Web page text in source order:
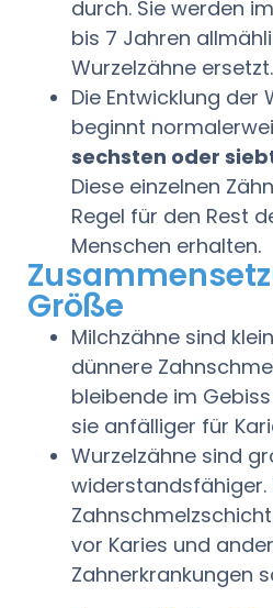
durch. Sie werden
bis 7 Jahren
Wurzelzähne ersetzt.
Die Entwicklung der
beginnt
sechsten oder
Diese einzelnen
Regel für den Rest
Menschen erhalten.
Größe
Milchzähne sind
dünnere
bleibende im
sie anfälliger für
Wurzelzähne sind
widerstandsfähiger.
vor Karies und
Zahnerkrankungen